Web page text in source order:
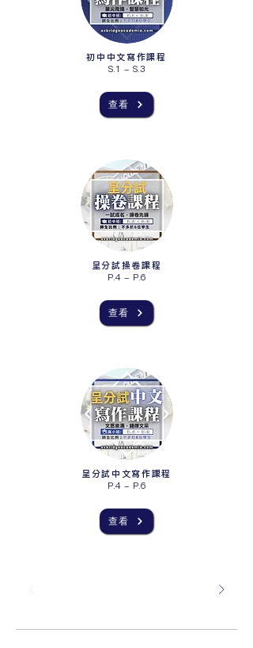
初中中文寫作課程
S.1 - S.3
查看
呈分試操卷課程
P.4 - P.6
查看
呈分試中文寫作課程
P.4 - P.6
查看